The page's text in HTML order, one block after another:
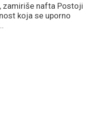
zamiriše nafta Postoji
koja se uporno